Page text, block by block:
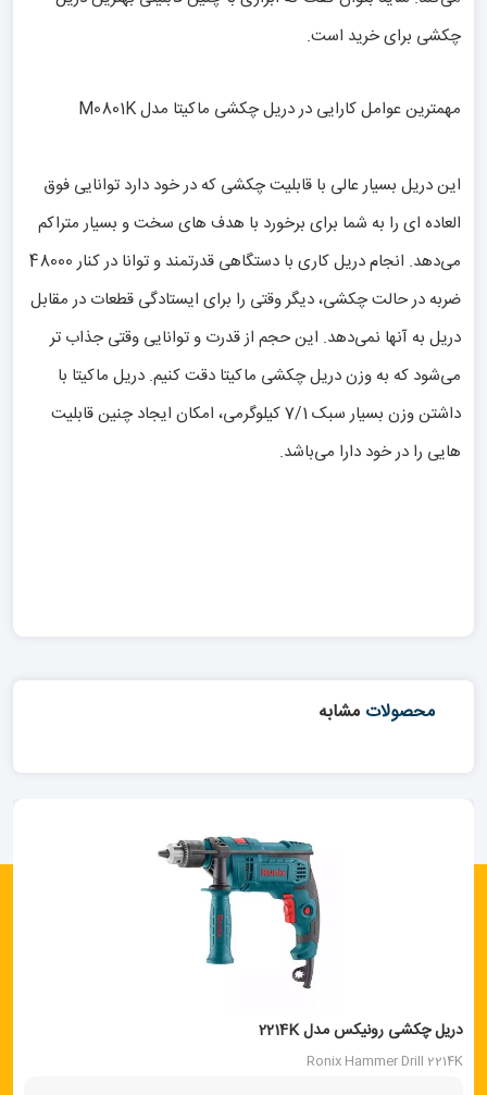
چکشی برای خرید است.
مهمترین عوامل کارایی در دریل چکشی ماکیتا مدل M0801K
این دریل بسیار عالی با قابلیت چکشی که در خود دارد توانایی فوق
العاده ای را به شما برای برخورد با هدف های سخت و بسیار متراکم
می‌دهد. انجام دریل کاری با دستگاهی قدرتمند و توانا در کنار 48000
ضربه در حالت چکشی، دیگر وقتی را برای ایستادگی قطعات در مقابل
دریل به آنها نمی‌دهد. این حجم از قدرت و توانایی وقتی جذاب تر
می‌شود که به وزن دریل چکشی ماکیتا دقت کنیم. دریل ماکیتا با
داشتن وزن بسیار سبک 7/1 کیلوگرمی، امکان ایجاد چنین قابلیت
هایی را در خود دارا می‌باشد.
محصولات مشابه
دریل چکشی رونیکس مدل 2214K
Ronix Hammer Drill 2214K